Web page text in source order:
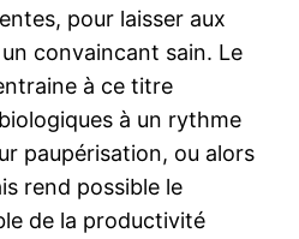
pour laisser aux
convaincant sain. Le
à ce titre
à un rythme
paupérisation, ou alors
rend possible le
de la productivité